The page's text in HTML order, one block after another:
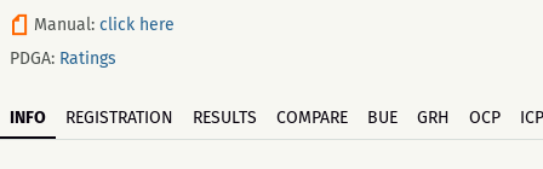
Manual: click here
PDGA: Ratings
INFO REGISTRATION RESULTS COMPARE BUE GRH OCP ICP